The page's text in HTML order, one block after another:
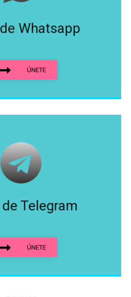
Whatsapp
ÚNETE
Telegram
ÚNETE